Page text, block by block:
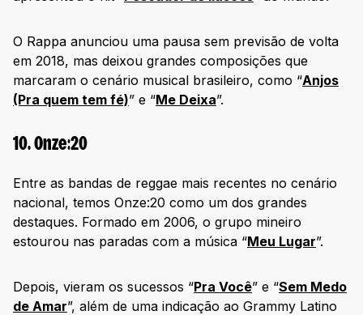
O Rappa anunciou uma pausa sem previsão de volta
em 2018, mas deixou grandes composições que
marcaram o cenário musical brasileiro, como “Anjos
(Pra quem tem fé)” e “Me Deixa”.
10. Onze:20
Entre as bandas de reggae mais recentes no cenário
nacional, temos Onze:20 como um dos grandes
destaques. Formado em 2006, o grupo mineiro
estourou nas paradas com a música “Meu Lugar”.
Depois, vieram os sucessos “Pra Você” e “Sem Medo
de Amar”, além de uma indicação ao Grammy Latino